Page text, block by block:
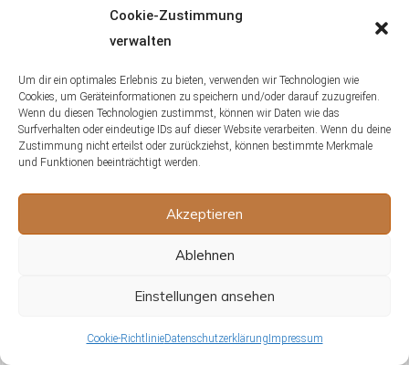
Cookie-Zustimmung
verwalten
Um dir ein optimales Erlebnis zu bieten, verwenden wir Technologien wie
Cookies, um Geräteinformationen zu speichern und/oder darauf zuzugreifen.
Wenn du diesen Technologien zustimmst, können wir Daten wie das
Surfverhalten oder eindeutige IDs auf dieser Website verarbeiten. Wenn du deine
Zustimmung nicht erteilst oder zurückziehst, können bestimmte Merkmale
und Funktionen beeinträchtigt werden.
Akzeptieren
Ablehnen
Einstellungen ansehen
Cookie-RichtlinieDatenschutzerklärung Impressum
deinem Rosenköpfchen.
5.1 Zusammenfassung der Gründe,
warum Rosenköpfchen sprechen
beibringen nicht möglich ist
Zusammenfassend lässt sich sagen, dass
Rosenköpfchen das Sprechen nicht erlernen
können, da sie einfach nicht die passenden
sprechenden Papageienarten sind sie weniger
darauf ausgelegt, menschliche Laute zu imitieren.